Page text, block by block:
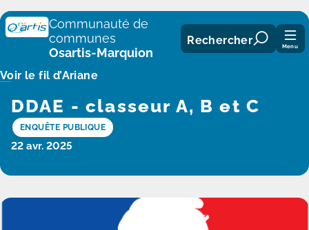
Panneau de gestion des cookies
Communauté de
communes
Osartis-Marquion
Rechercher Menu
Voir le fil d’Ariane
DDAE - classeur A, B et C
ENQUÊTE PUBLIQUE
22 avr. 2025